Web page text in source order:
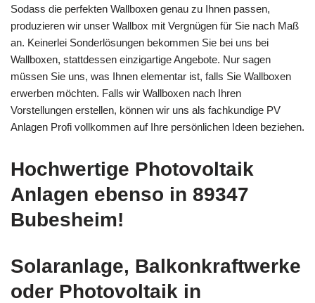
Sodass die perfekten Wallboxen genau zu Ihnen passen,
produzieren wir unser Wallbox mit Vergnügen für Sie nach Maß
an. Keinerlei Sonderlösungen bekommen Sie bei uns bei
Wallboxen, stattdessen einzigartige Angebote. Nur sagen
müssen Sie uns, was Ihnen elementar ist, falls Sie Wallboxen
erwerben möchten. Falls wir Wallboxen nach Ihren
Vorstellungen erstellen, können wir uns als fachkundige PV
Anlagen Profi vollkommen auf Ihre persönlichen Ideen beziehen.
Hochwertige Photovoltaik
Anlagen ebenso in 89347
Bubesheim!
Solaranlage, Balkonkraftwerke
oder Photovoltaik in